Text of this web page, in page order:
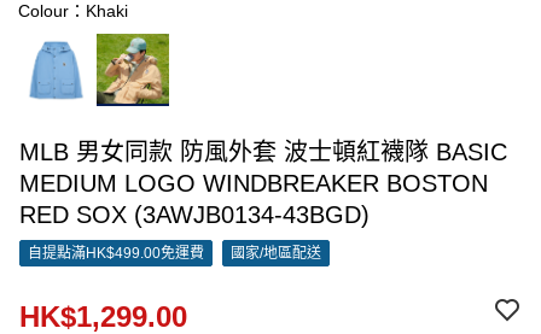
Colour：Khaki
MLB 男女同款 防風外套 波士頓紅襪隊 BASIC
MEDIUM LOGO WINDBREAKER BOSTON
RED SOX (3AWJB0134-43BGD)
自提點滿HK$499.00免運費 國家/地區配送
HK$1,299.00